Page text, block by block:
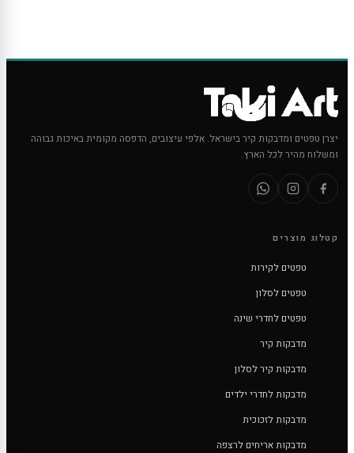
יצרן טפטים ומדבקות קיר בישראל. אלפי עיצובים, הדפסה מקומית באיכות גבוהה
ומשלוח מהיר לכל הארץ.
קטלוג מוצרים
טפטים לקירות
טפטים לסלון
טפטים לחדרי שינה
מדבקות קיר
מדבקות קיר לסלון
מדבקות לחדרי ילדים
מדבקות לזכוכית
מדבקות אריחים לרצפה